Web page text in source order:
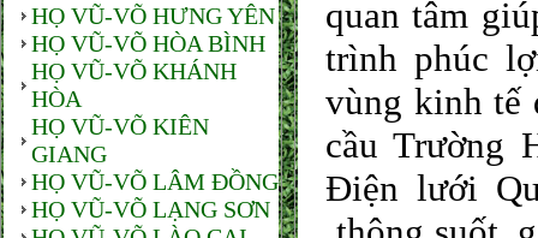
HỌ VŨ-VÕ HƯNG YÊN
HỌ VŨ-VÕ HÒA BÌNH
HỌ VŨ-VÕ KHÁNH
HÒA
HỌ VŨ-VÕ KIÊN
GIANG
HỌ VŨ-VÕ LÂM ĐỒNG
HỌ VŨ-VÕ LẠNG SƠN
quan tâm
trình phúc
vùng kinh tế
cầu Trường
Điện lưới